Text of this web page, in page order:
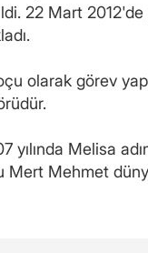
22 Mart 2012'de
olarak görev
Melisa
Mert Mehmet